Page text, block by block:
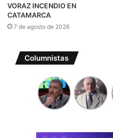
VORAZ INCENDIO EN
CATAMARCA
7 de agosto de 2026
Columnistas